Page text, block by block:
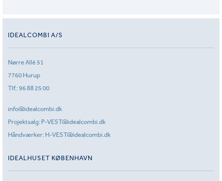
IDEALCOMBI A/S
Nørre Allé 51
7760 Hurup
Tlf.:96 88 25 00
info@idealcombi.dk
Projektsalg: P-VEST@idealcombi.dk
Håndværker: H-VEST@idealcombi.dk
IDEALHUSET KØBENHAVN